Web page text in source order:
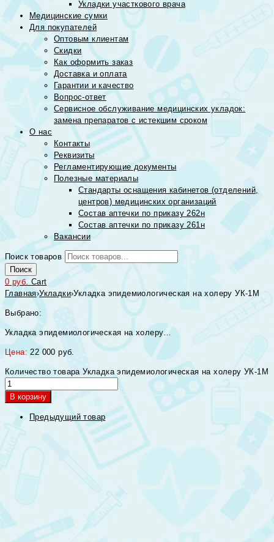
Укладки участкового врача
Медицинские сумки
Для покупателей
Оптовым клиентам
Скидки
Как оформить заказ
Доставка и оплата
Гарантии и качество
Вопрос-ответ
Сервисное обслуживание медицинских укладок:
замена препаратов с истекшим сроком
О нас
Контакты
Реквизиты
Регламентирующие документы
Полезные материалы
Стандарты оснащения кабинетов (отделений,
центров) медицинских организаций
Состав аптечки по приказу 262н
Состав аптечки по приказу 261н
Вакансии
Поиск товаров
Поиск
0 руб. Cart
Главная›Укладки›Укладка эпидемиологическая на холеру УК-1М
Выбрано:
Укладка эпидемиологическая на холеру…
Цена:22 000 руб.
Количество товара Укладка эпидемиологическая на холеру УК-1М
В корзину
Предыдущий товар